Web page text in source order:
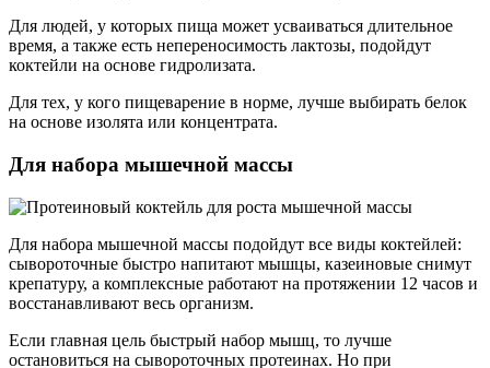
Для людей, у которых пища может усваиваться длительное
время, а также есть непереносимость лактозы, подойдут
коктейли на основе гидролизата.
Для тех, у кого пищеварение в норме, лучше выбирать белок
на основе изолята или концентрата.
Для набора мышечной массы
Для набора мышечной массы подойдут все виды коктейлей:
сывороточные быстро напитают мышцы, казеиновые снимут
крепатуру, а комплексные работают на протяжении 12 часов и
восстанавливают весь организм.
Если главная цель быстрый набор мышц, то лучше
остановиться на сывороточных протеинах. Но при